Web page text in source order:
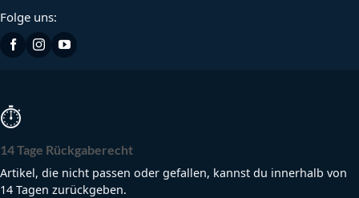
Folge uns:
⏱
14 Tage Rückgaberecht
Artikel, die nicht passen oder gefallen, kannst du innerhalb von
14 Tagen zurückgeben.